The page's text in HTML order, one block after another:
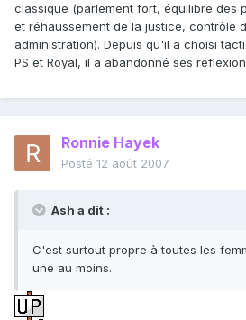
classique (parlement fort, équilibre des
et réhaussement de la justice, contrôle
administration). Depuis qu'il a choisi
PS et Royal, il a abandonné ses
Ronnie Hayek
Posté 12 août 2007
Ash a dit :
C'est surtout propre à toutes les
une au moins.